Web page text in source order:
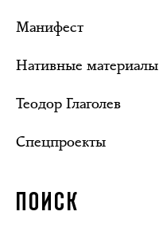
Манифест
Нативные материалы
Теодор Глаголев
Спецпроекты
ПОИСК